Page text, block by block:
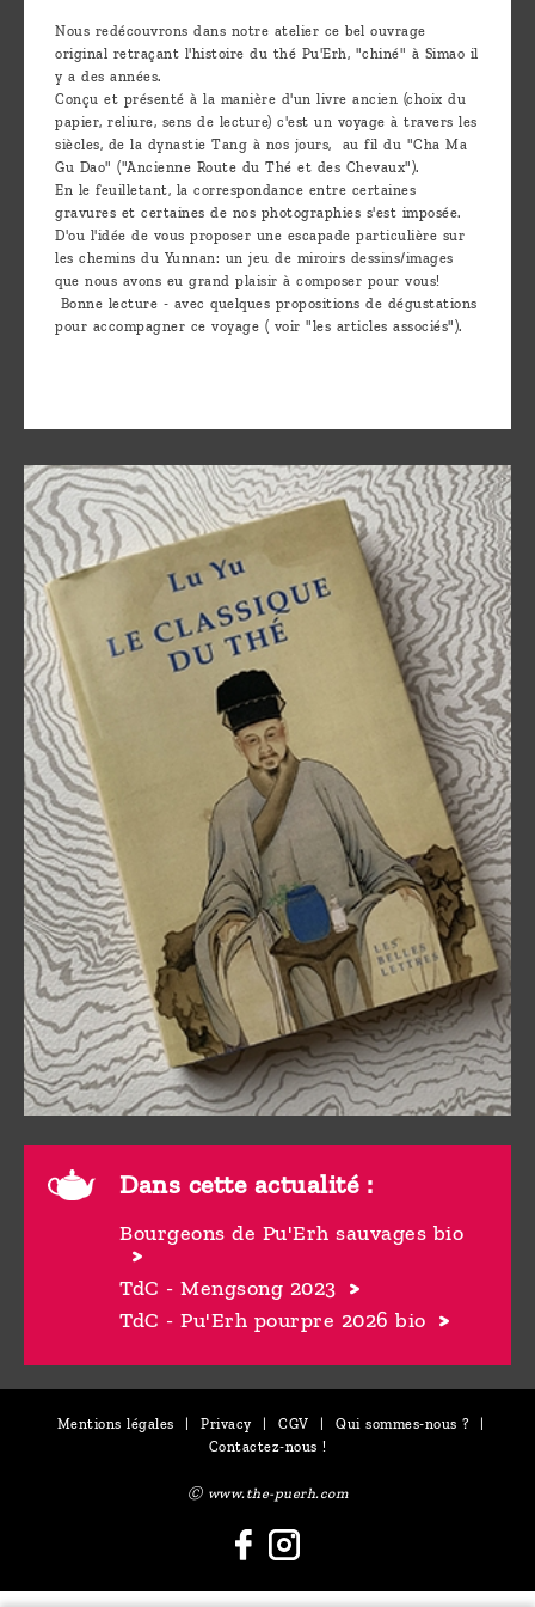
Dans cette actualité :
Bourgeons de Pu'Erh sauvages bio
TdC - Mengsong 2023
TdC - Pu'Erh pourpre 2026 bio
Nous redécouvrons dans notre atelier ce bel ouvrage
original retraçant l'histoire du thé Pu'Erh, "chiné" à Simao il
y a des années.
Conçu et présenté à la manière d'un livre ancien (choix du
papier, reliure, sens de lecture) c'est un voyage à travers les
siècles, de la dynastie Tang à nos jours, au fil du "Cha Ma
Gu Dao" ("Ancienne Route du Thé et des Chevaux").
En le feuilletant, la correspondance entre certaines
gravures et certaines de nos photographies s'est imposée.
D'ou l'idée de vous proposer une escapade particulière sur
les chemins du Yunnan: un jeu de miroirs dessins/images
que nous avons eu grand plaisir à composer pour vous!
Bonne lecture - avec quelques propositions de dégustations
pour accompagner ce voyage ( voir "les articles associés").
Mentions légales | Privacy | CGV | Qui sommes-nous ?
|
Contactez-nous !
Ⓒ www.the-puerh.com